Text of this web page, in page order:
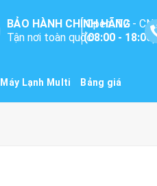
BẢO HÀNH CHÍNH HÃNG
Tận nơi toàn quốc
Open: T2 - CN
(08:00 - 18:00)
Máy Lạnh Multi Bảng giá